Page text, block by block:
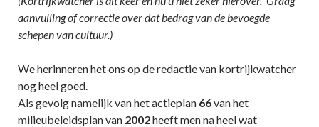
aanvulling of correctie over dat bedrag van de bevoegde
schepen van cultuur.)
We herinneren het ons op de redactie van kortrijkwatcher
nog heel goed.
Als gevolg namelijk van het actieplan 66van het
milieubeleidsplan van 2002heeft men na heel wat